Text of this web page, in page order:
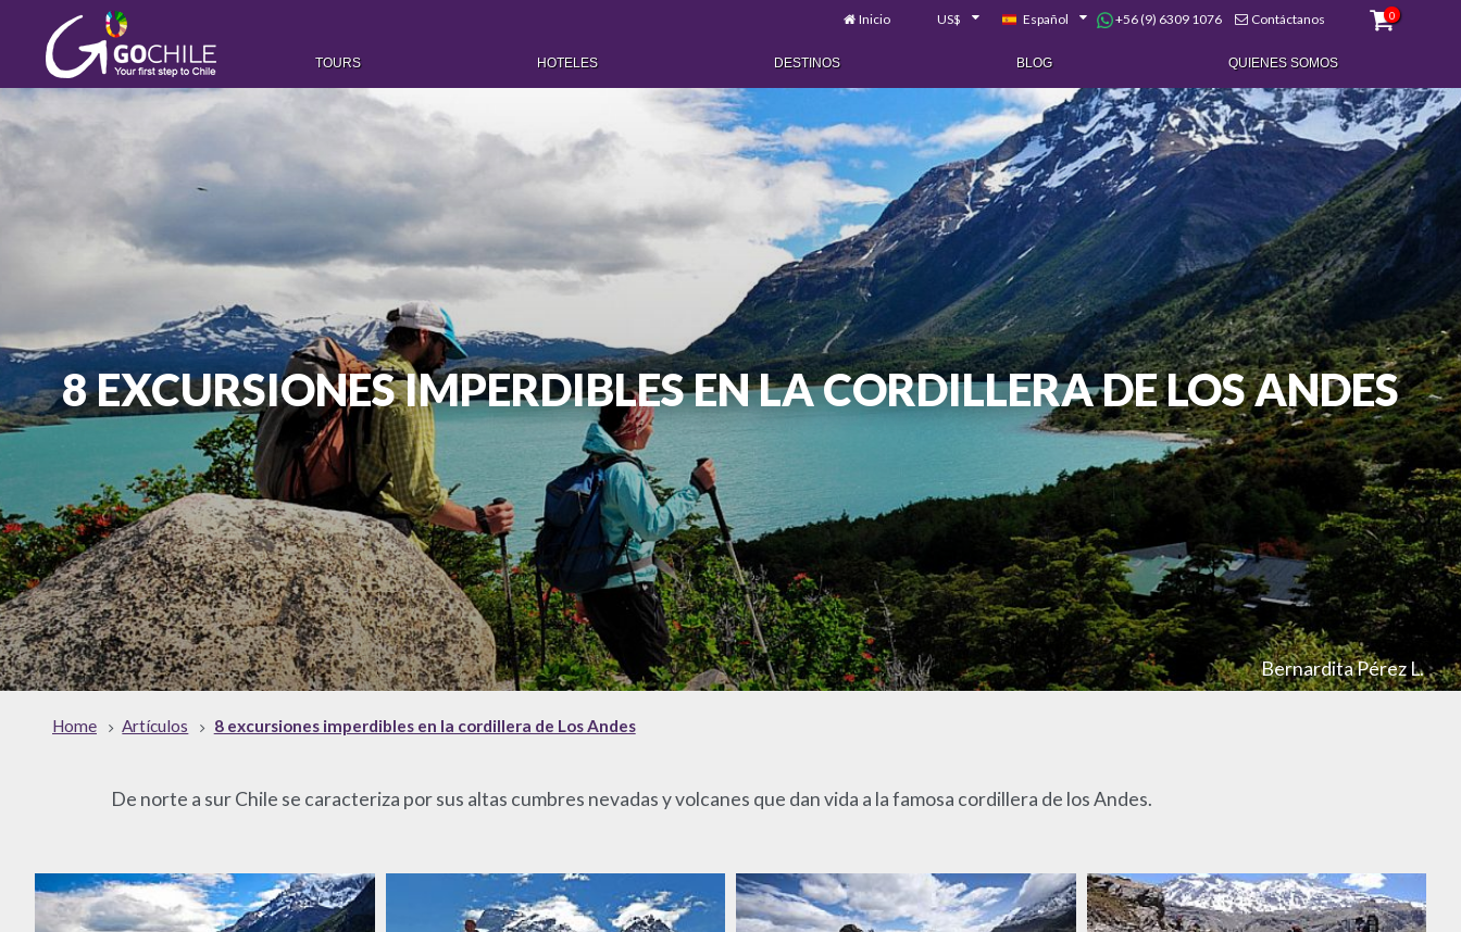
Inicio US$ Español +56 (9) 6309 1076 Contáctanos 0
TOURS HOTELES DESTINOS BLOG QUIENES SOMOS
8 EXCURSIONES IMPERDIBLES EN LA CORDILLERA DE LOS ANDES
Bernardita Pérez L.
Home Artículos 8 excursiones imperdibles en la cordillera de Los Andes
De norte a sur Chile se caracteriza por sus altas cumbres nevadas y volcanes que dan vida a la famosa cordillera de los Andes.